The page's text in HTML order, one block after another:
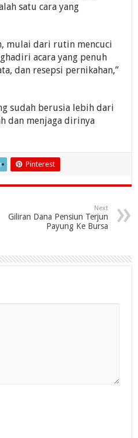
satu cara yang
mulai dari rutin mencuci
acara yang penuh
dan resepsi pernikahan,”
sudah berusia lebih dari
dan men­jaga dirinya
Pinterest
Next
Giliran Dana Pensiun Terjun
Payung Ke Bursa